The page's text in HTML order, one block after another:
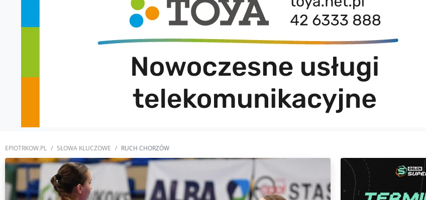
EPIOTRKOW.PL SŁOWA KLUCZOWE RUCH CHORZÓW